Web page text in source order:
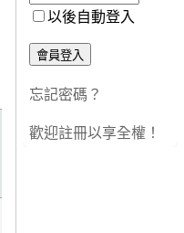
以後自動登入
忘記密碼？
歡迎註冊以享全權！